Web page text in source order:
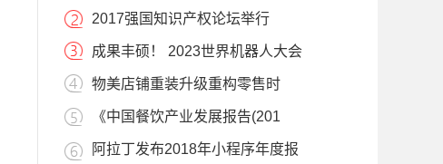
2017强国知识产权论坛举行
成果丰硕！ 2023世界机器人大会
物美店铺重装升级重构零售时
《中国餐饮产业发展报告(201
阿拉丁发布2018年小程序年度报